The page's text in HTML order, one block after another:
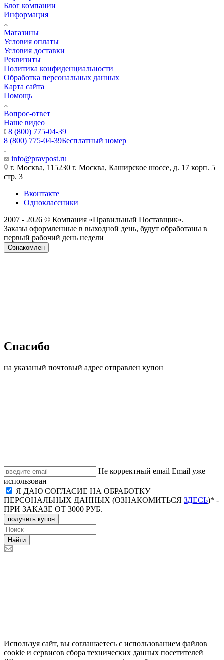
Блог компании
Информация
Магазины
Условия оплаты
Условия доставки
Реквизиты
Политика конфиденциальности
Обработка персональных данных
Карта сайта
Помощь
Вопрос-ответ
Наше видео
8 (800) 775-04-39
8 (800) 775-04-39Бесплатный номер
info@pravpost.ru
г. Москва, 115230 г. Москва, Каширское шоссе, д. 17 корп. 5
стр. 3
Вконтакте
Одноклассники
2007 - 2026 © Компания «Правильный Поставщик».
Заказы оформленные в выходной день, будут обработаны в
первый рабочий день недели
Ознакомлен
Спасибо
на указаный почтовый адрес отправлен купон
Не корректный email Email уже
использован
Я ДАЮ СОГЛАСИЕ НА ОБРАБОТКУ
ПЕРСОНАЛЬНЫХ ДАННЫХ (ОЗНАКОМИТЬСЯ ЗДЕСЬ)* -
ПРИ ЗАКАЗЕ ОТ 3000 РУБ.
получить купон
Найти
Используя сайт, вы соглашаетесь с использованием файлов
cookie и сервисов сбора технических данных посетителей